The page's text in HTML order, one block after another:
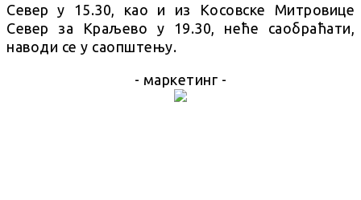
Север у 15.30, као и из Косовске Митровице
Север за Краљево у 19.30, неће саобраћати,
наводи се у саопштењу.
- маркетинг -